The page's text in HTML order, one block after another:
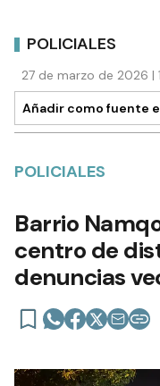
POLICIALES
27 de marzo de 2026 |
Añadir como fuente
POLICIALES
Barrio
centro de
denuncias